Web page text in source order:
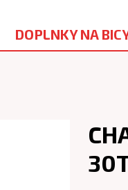
DOPLNKY NA